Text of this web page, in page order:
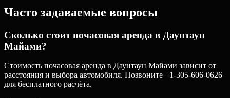
Часто задаваемые вопросы
Сколько стоит почасовая аренда в Даунтаун
Майами?
Стоимость почасовая аренда в Даунтаун Майами зависит от
расстояния и выбора автомобиля. Позвоните +1-305-606-0626
для бесплатного расчёта.